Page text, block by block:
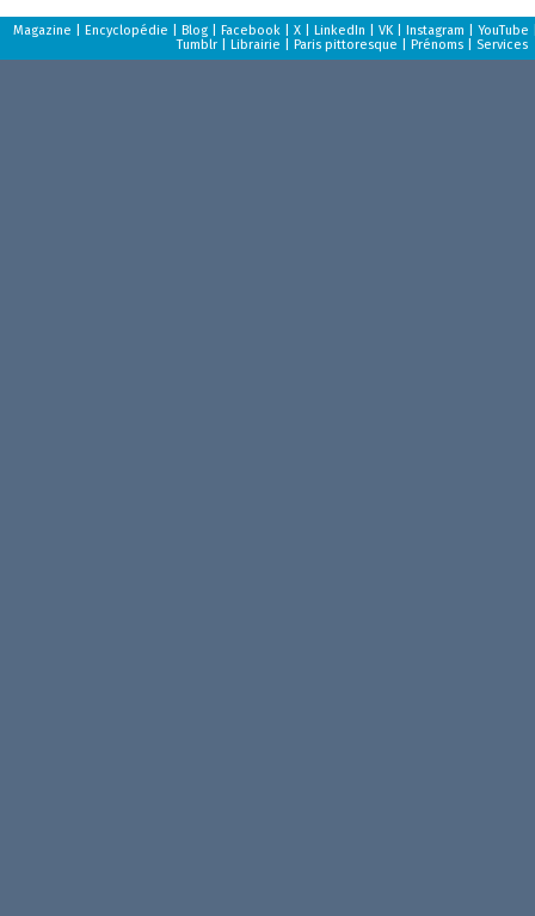
Magazine Encyclopédie Blog Facebook X LinkedIn VK Instagram YouTube
Tumblr
Librairie Paris pittoresque Prénoms Services